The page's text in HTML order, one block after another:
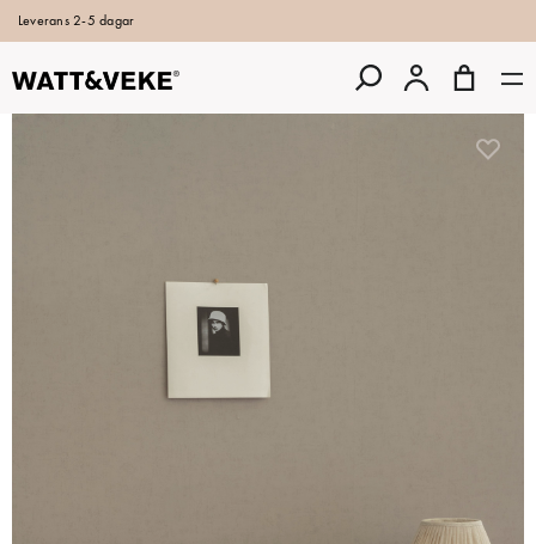
Leverans 2-5 dagar